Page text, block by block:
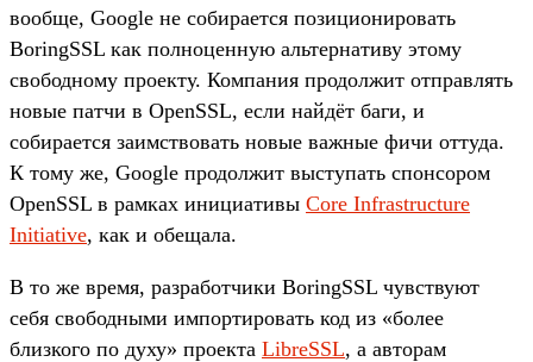
вообще, Google не собирается позиционировать
BoringSSL как полноценную альтернативу этому
свободному проекту. Компания продолжит отправлять
новые патчи в OpenSSL, если найдёт баги, и
собирается заимствовать новые важные фичи оттуда.
К тому же, Google продолжит выступать спонсором
OpenSSL в рамках инициативы Core Infrastructure
Initiative, как и обещала.
В то же время, разработчики BoringSSL чувствуют
себя свободными импортировать код из «более
близкого по духу» проекта LibreSSL, а авторам